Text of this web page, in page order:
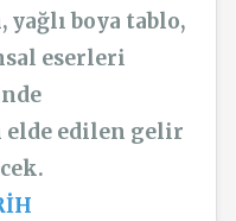
boya tablo,
eserleri
elde edilen gelir